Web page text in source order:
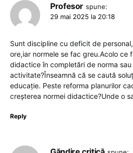
Profesor spune:
29 mai 2025 la 20:18
Sunt discipline cu deficit de
ore,iar normele se fac greu.Acolo ce
didactice în completări de norma
activitate?Înseamnă că se caută
educație. Peste reforma planurilor
creșterea normei didactice?Unde o
Reply